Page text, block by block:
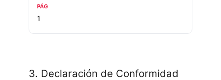
1
3. Declaración de Conformidad